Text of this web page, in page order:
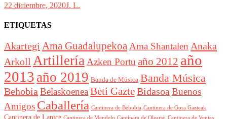
22 diciembre, 2020J. L.
ETIQUETAS
Akartegi Ama GuadalupekoaAma Shantalen Anaka
Arkoll ArtilleríaAzken Portu año 2012 año
2013 año 2019 Banda de Música Banda Música
BehobiaBelaskoeneaBeti GazteBidasoaBuenos
Amigos Caballería Cantinera de Behobia Cantinera de Gora Gazteak
Cantinera de Lapice Cantinera de Mendelu Cantinera de Ventas